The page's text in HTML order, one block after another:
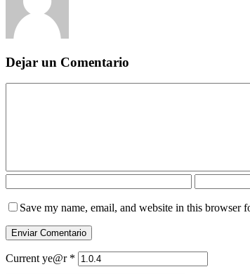
Dejar un Comentario
Save my name, email, and website in this browser
Current ye@r *